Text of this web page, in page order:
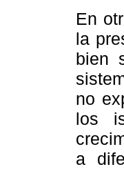
En
la
bien
no
los
a